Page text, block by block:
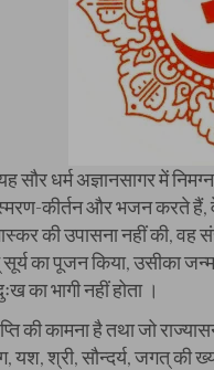
सौर धर्म अज्ञानसागर में
कीर्तन और भजन करते
की उपासना नहीं की, वह
का पूजन किया, उसीका
का भागी नहीं होता ।
की कामना है तथा जो
यश, श्री, सौन्दर्य, जगत् की